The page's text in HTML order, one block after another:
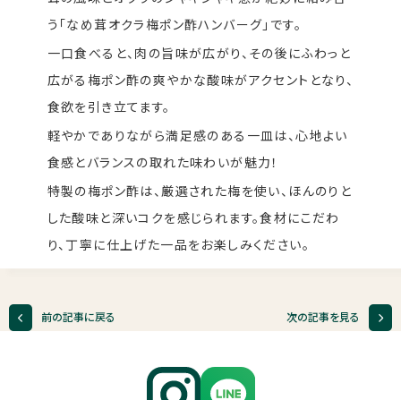
う「なめ茸オクラ梅ポン酢ハンバーグ」です。
一口食べると、肉の旨味が広がり、その後にふわっと
広がる梅ポン酢の爽やかな酸味がアクセントとなり、
食欲を引き立てます。
軽やかでありながら満足感のある一皿は、心地よい
食感とバランスの取れた味わいが魅力！
特製の梅ポン酢は、厳選された梅を使い、ほんのりと
した酸味と深いコクを感じられます。食材にこだわ
り、丁寧に仕上げた一品をお楽しみください。
前の記事に戻る 次の記事を見る